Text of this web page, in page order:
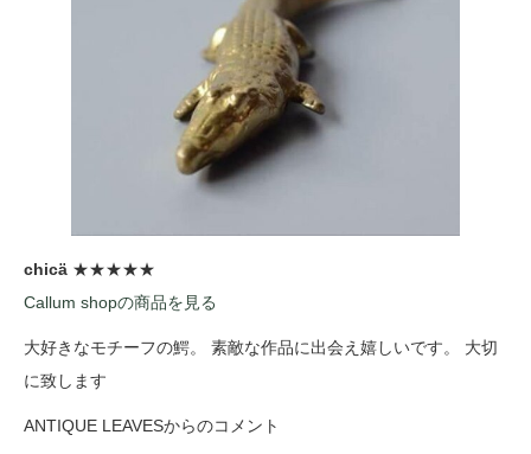
chicä ★★★★★
Callum shopの商品を見る
大好きなモチーフの鰐。 素敵な作品に出会え嬉しいです。 大切
に致します
ANTIQUE LEAVESからのコメント